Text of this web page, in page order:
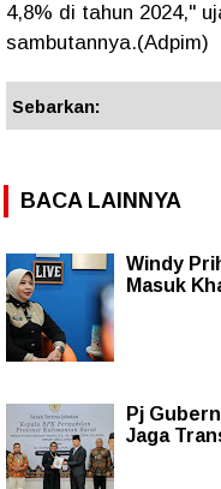
4,8% di tahun 2024,"
sambutannya.(Adpim)
Sebarkan:
BACA LAINNYA
Windy
Masuk
Pj
Jaga